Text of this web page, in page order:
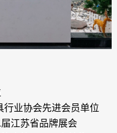
行业协会先进会员单位
江苏省品牌展会